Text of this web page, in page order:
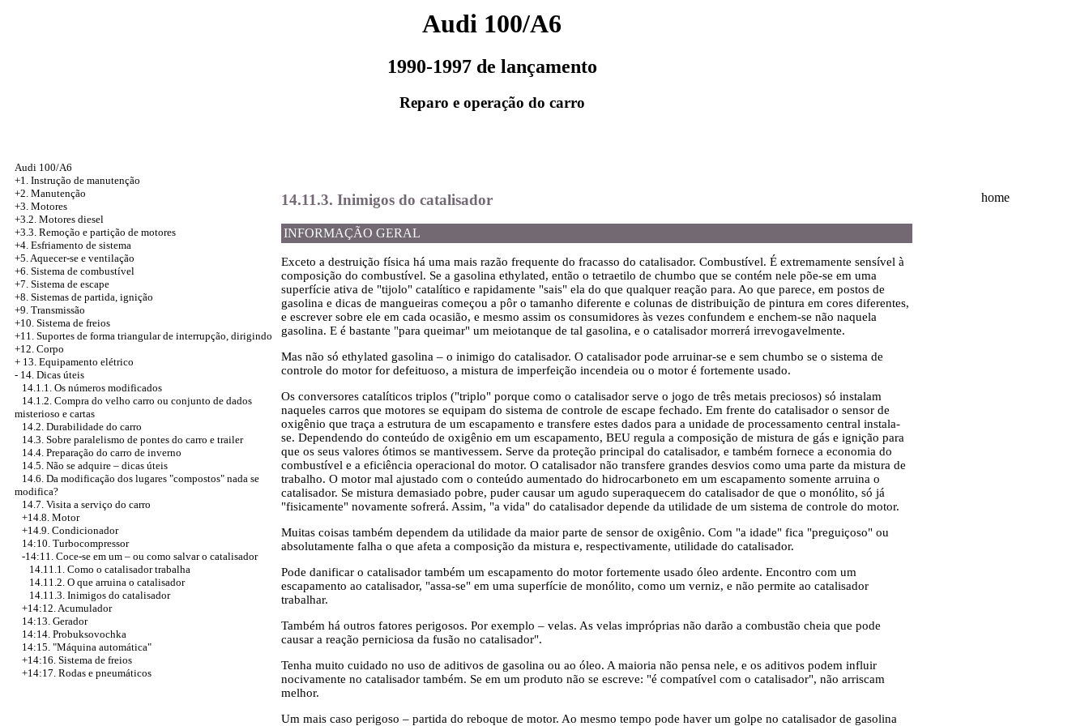
Audi 100/A6
1990-1997 de lançamento
Reparo e operação do carro
Audi 100/A6
+1. Instrução de manutenção
+2. Manutenção
+3. Motores
+3.2. Motores diesel
+3.3. Remoção e partição de motores
+4. Esfriamento de sistema
+5. Aquecer-se e ventilação
+6. Sistema de combustível
+7. Sistema de escape
+8. Sistemas de partida, ignição
+9. Transmissão
+10. Sistema de freios
+11. Suportes de forma triangular de interrupção, dirigindo
+12. Corpo
+ 13. Equipamento elétrico
- 14. Dicas úteis
14.1.1. Os números modificados
14.1.2. Compra do velho carro ou conjunto de dados
misterioso e cartas
14.2. Durabilidade do carro
14.3. Sobre paralelismo de pontes do carro e trailer
14.4. Preparação do carro de inverno
14.5. Não se adquire – dicas úteis
14.6. Da modificação dos lugares "compostos" nada se
modifica?
14.7. Visita a serviço do carro
+14.8. Motor
+14.9. Condicionador
14:10. Turbocompressor
-14:11. Coce-se em um – ou como salvar o catalisador
14.11.1. Como o catalisador trabalha
14.11.2. O que arruina o catalisador
14.11.3. Inimigos do catalisador
+14:12. Acumulador
14:13. Gerador
14:14. Probuksovochka
14:15. "Máquina automática"
+14:16. Sistema de freios
+14:17. Rodas e pneumáticos
14.11.3. Inimigos do catalisador
INFORMAÇÃO GERAL
Exceto a destruição física há uma mais razão frequente do fracasso do catalisador. Combustível. É extremamente sensível à
composição do combustível. Se a gasolina ethylated, então o tetraetilo de chumbo que se contém nele põe-se em uma
superfície ativa de "tijolo" catalítico e rapidamente "sais" ela do que qualquer reação para. Ao que parece, em postos de
gasolina e dicas de mangueiras começou a pôr o tamanho diferente e colunas de distribuição de pintura em cores diferentes,
e escrever sobre ele em cada ocasião, e mesmo assim os consumidores às vezes confundem e enchem-se não naquela
gasolina. E é bastante "para queimar" um meiotanque de tal gasolina, e o catalisador morrerá irrevogavelmente.
Mas não só ethylated gasolina – o inimigo do catalisador. O catalisador pode arruinar-se e sem chumbo se o sistema de
controle do motor for defeituoso, a mistura de imperfeição incendeia ou o motor é fortemente usado.
Os conversores catalíticos triplos ("triplo" porque como o catalisador serve o jogo de três metais preciosos) só instalam
naqueles carros que motores se equipam do sistema de controle de escape fechado. Em frente do catalisador o sensor de
oxigênio que traça a estrutura de um escapamento e transfere estes dados para a unidade de processamento central instala-
se. Dependendo do conteúdo de oxigênio em um escapamento, BEU regula a composição de mistura de gás e ignição para
que os seus valores ótimos se mantivessem. Serve da proteção principal do catalisador, e também fornece a economia do
combustível e a eficiência operacional do motor. O catalisador não transfere grandes desvios como uma parte da mistura de
trabalho. O motor mal ajustado com o conteúdo aumentado do hidrocarboneto em um escapamento somente arruina o
catalisador. Se mistura demasiado pobre, puder causar um agudo superaquecem do catalisador de que o monólito, só já
"fisicamente" novamente sofrerá. Assim, "a vida" do catalisador depende da utilidade de um sistema de controle do motor.
Muitas coisas também dependem da utilidade da maior parte de sensor de oxigênio. Com "a idade" fica "preguiçoso" ou
absolutamente falha o que afeta a composição da mistura e, respectivamente, utilidade do catalisador.
Pode danificar o catalisador também um escapamento do motor fortemente usado óleo ardente. Encontro com um
escapamento ao catalisador, "assa-se" em uma superfície de monólito, como um verniz, e não permite ao catalisador
trabalhar.
Também há outros fatores perigosos. Por exemplo – velas. As velas impróprias não darão a combustão cheia que pode
causar a reação perniciosa da fusão no catalisador".
Tenha muito cuidado no uso de aditivos de gasolina ou ao óleo. A maioria não pensa nele, e os aditivos podem influir
nocivamente no catalisador também. Se em um produto não se escreve: "é compatível com o catalisador", não arriscam
melhor.
Um mais caso perigoso – partida do reboque de motor. Ao mesmo tempo pode haver um golpe no catalisador de gasolina
home